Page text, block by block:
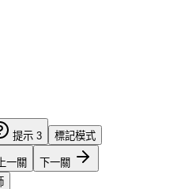
提示 3 標記模式
上一關
下一關